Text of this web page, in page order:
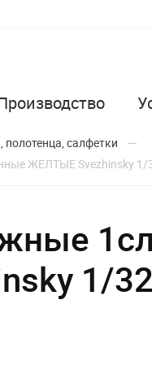
полотенца, салфетки
ЖЕЛТЫЕ Svezhinsky 1/
1/